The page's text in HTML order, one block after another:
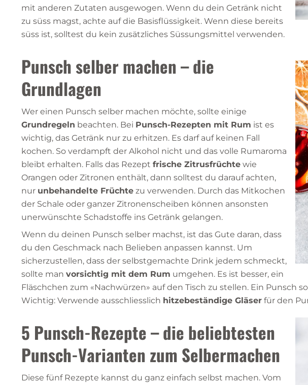
mit anderen Zutaten ausgewogen. Wenn du dein Getränk nicht
zu süss magst, achte auf die Basisflüssigkeit. Wenn diese bereits
süss ist, solltest du kein zusätzliches Süssungsmittel verwenden.
Punsch selber machen – die
Grundlagen
Wer einen Punsch selber machen möchte, sollte einige
Grundregeln beachten. Bei Punsch-Rezepten mit Rum ist es
wichtig, das Getränk nur zu erhitzen. Es darf auf keinen Fall
kochen. So verdampft der Alkohol nicht und das volle Rumaroma
bleibt erhalten. Falls das Rezept frische Zitrusfrüchte wie
Orangen oder Zitronen enthält, dann solltest du darauf achten,
nur unbehandelte Früchte zu verwenden. Durch das Mitkochen
der Schale oder ganzer Zitronenscheiben können ansonsten
unerwünschte Schadstoffe ins Getränk gelangen.
Wenn du deinen Punsch selber machst, ist das Gute daran, dass
du den Geschmack nach Belieben anpassen kannst. Um
sicherzustellen, dass der selbstgemachte Drink jedem schmeckt,
sollte man vorsichtig mit dem Rum umgehen. Es ist besser, ein
Fläschchen zum «Nachwürzen» auf den Tisch zu stellen. Ein Punsch
Wichtig: Verwende ausschliesslich hitzebeständige Gläser für den
5 Punsch-Rezepte – die beliebtesten
Punsch-Varianten zum Selbermachen
Diese fünf Rezepte kannst du ganz einfach selbst machen. Vom